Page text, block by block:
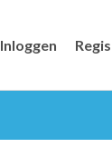
Inloggen